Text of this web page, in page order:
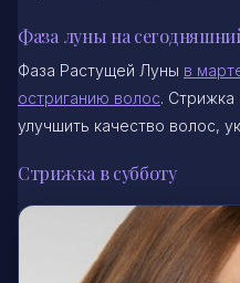
Фаза луны на
Фаза Растущей Луны в
остриганию волос. Стрижка
улучшить качество волос,
Стрижка в субботу